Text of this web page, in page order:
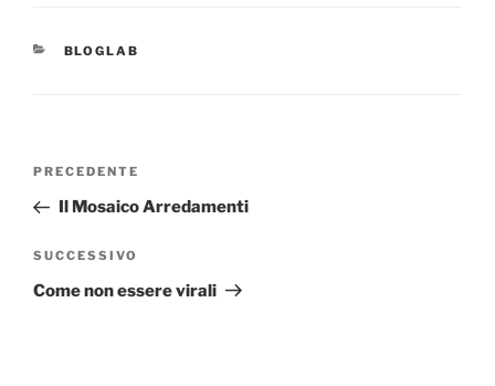
CATEGORIE
BLOGLAB
Navigazione
Articolo
precedente:
PRECEDENTE
Il Mosaico Arredamenti
Articolo
successivo
SUCCESSIVO
Come non essere virali